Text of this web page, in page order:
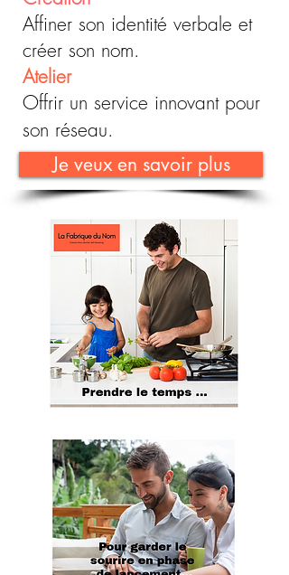
Affiner son identité verbale et
créer son nom.
Atelier
Offrir un service innovant pour
son réseau.
Je veux en savoir plus